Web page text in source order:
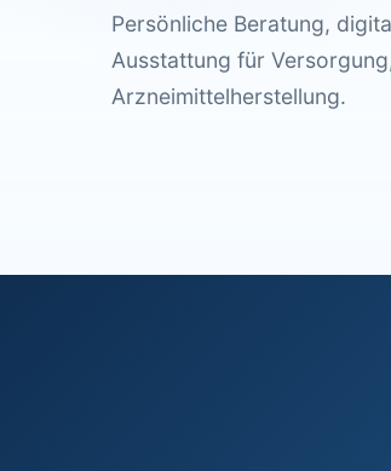
Persönliche Beratung,
Ausstattung für
Arzneimittelherstellung.